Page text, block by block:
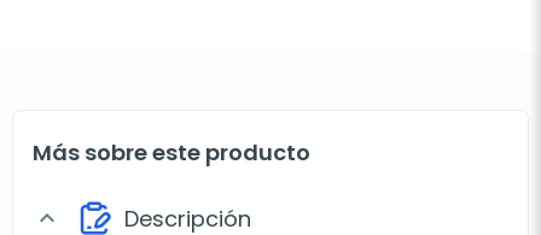
Más sobre este producto
expand_more Descripción